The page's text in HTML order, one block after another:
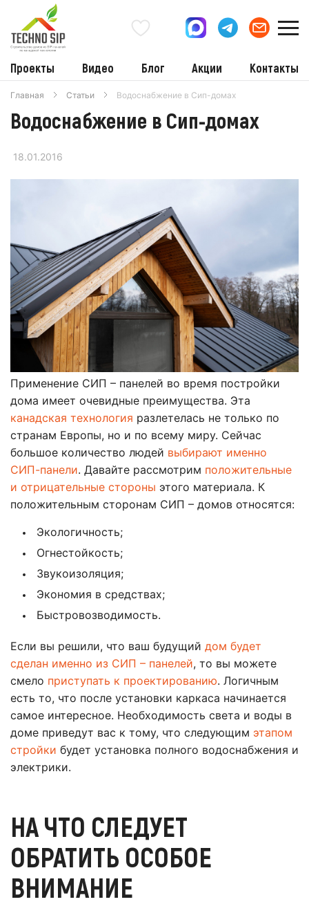
Проекты Видео Блог Акции Контакты
Главная Статьи Водоснабжение в Сип-домах
Водоснабжение в Сип-домах
18.01.2016
Применение СИП – панелей во время постройки
дома имеет очевидные преимущества. Эта
канадская технология разлетелась не только по
странам Европы, но и по всему миру. Сейчас
большое количество людей выбирают именно
СИП-панели. Давайте рассмотрим положительные
и отрицательные стороны этого материала. К
положительным сторонам СИП – домов относятся:
Экологичность;
Огнестойкость;
Звукоизоляция;
Экономия в средствах;
Быстровозводимость.
Если вы решили, что ваш будущий дом будет
сделан именно из СИП – панелей, то вы можете
смело приступать к проектированию. Логичным
есть то, что после установки каркаса начинается
самое интересное. Необходимость света и воды в
доме приведут вас к тому, что следующим этапом
стройки будет установка полного водоснабжения и
электрики.
НА ЧТО СЛЕДУЕТ
ОБРАТИТЬ ОСОБОЕ
ВНИМАНИЕ